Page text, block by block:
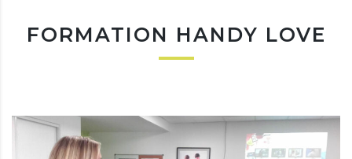
FORMATION HANDY LOVE